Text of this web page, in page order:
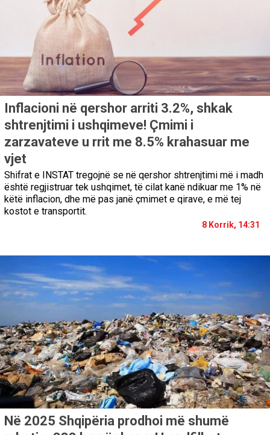
Inflacioni në qershor arriti 3.2%, shkak
shtrenjtimi i ushqimeve! Çmimi i
zarzavateve u rrit me 8.5% krahasuar me
vjet
Shifrat e INSTAT tregojnë se në qershor shtrenjtimi më i madh
është regjistruar tek ushqimet, të cilat kanë ndikuar me 1% në
këtë inflacion, dhe më pas janë çmimet e qirave, e më tej
kostot e transportit.
8 Korrik, 14:31
Në 2025 Shqipëria prodhoi më shumë